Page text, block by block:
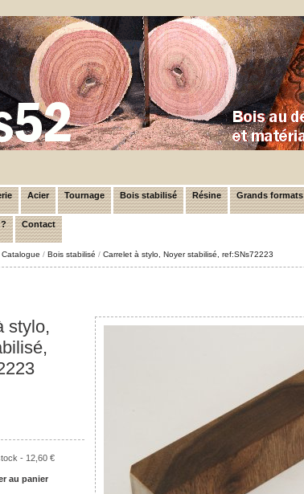
Acier Tournage Bois stabilisé Résine Grands formats
Contact
Catalogue / Bois stabilisé / Carrelet à stylo, Noyer stabilisé, ref:SNs72223
stylo,
- 12,60 €